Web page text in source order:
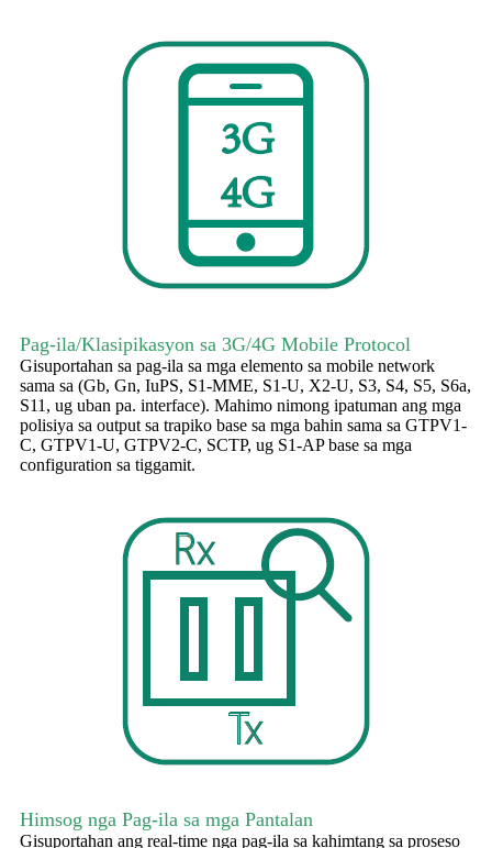
Pag-ila/Klasipikasyon sa 3G/4G Mobile Protocol
Gisuportahan sa pag-ila sa mga elemento sa mobile network
sama sa (Gb, Gn, IuPS, S1-MME, S1-U, X2-U, S3, S4, S5, S6a,
S11, ug uban pa. interface). Mahimo nimong ipatuman ang mga
polisiya sa output sa trapiko base sa mga bahin sama sa GTPV1-
C, GTPV1-U, GTPV2-C, SCTP, ug S1-AP base sa mga
configuration sa tiggamit.
Himsog nga Pag-ila sa mga Pantalan
Gisuportahan ang real-time nga pag-ila sa kahimtang sa proseso